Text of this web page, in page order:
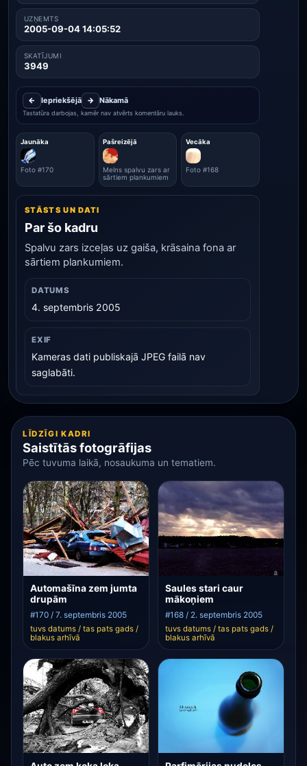
UZŅEMTS
2005-09-04 14:05:52
SKATĪJUMI
3949
← Iepriekšējā → Nākamā
Tastatūra darbojas, kamēr nav atvērts komentāru lauks.
Jaunāka
Foto #170
Pašreizējā
Melns spalvu zars ar
sārtiem plankumiem
Vecāka
Foto #168
STĀSTS UN DATI
Par šo kadru
Spalvu zars izceļas uz gaiša, krāsaina fona ar
sārtiem plankumiem.
DATUMS
4. septembris 2005
EXIF
Kameras dati publiskajā JPEG failā nav
saglabāti.
LĪDZĪGI KADRI
Saistītās fotogrāfijas
Pēc tuvuma laikā, nosaukuma un tematiem.
Automašīna zem jumta
drupām
#170 / 7. septembris 2005
tuvs datums / tas pats gads /
blakus arhīvā
Saules stari caur
mākoņiem
#168 / 2. septembris 2005
tuvs datums / tas pats gads /
blakus arhīvā